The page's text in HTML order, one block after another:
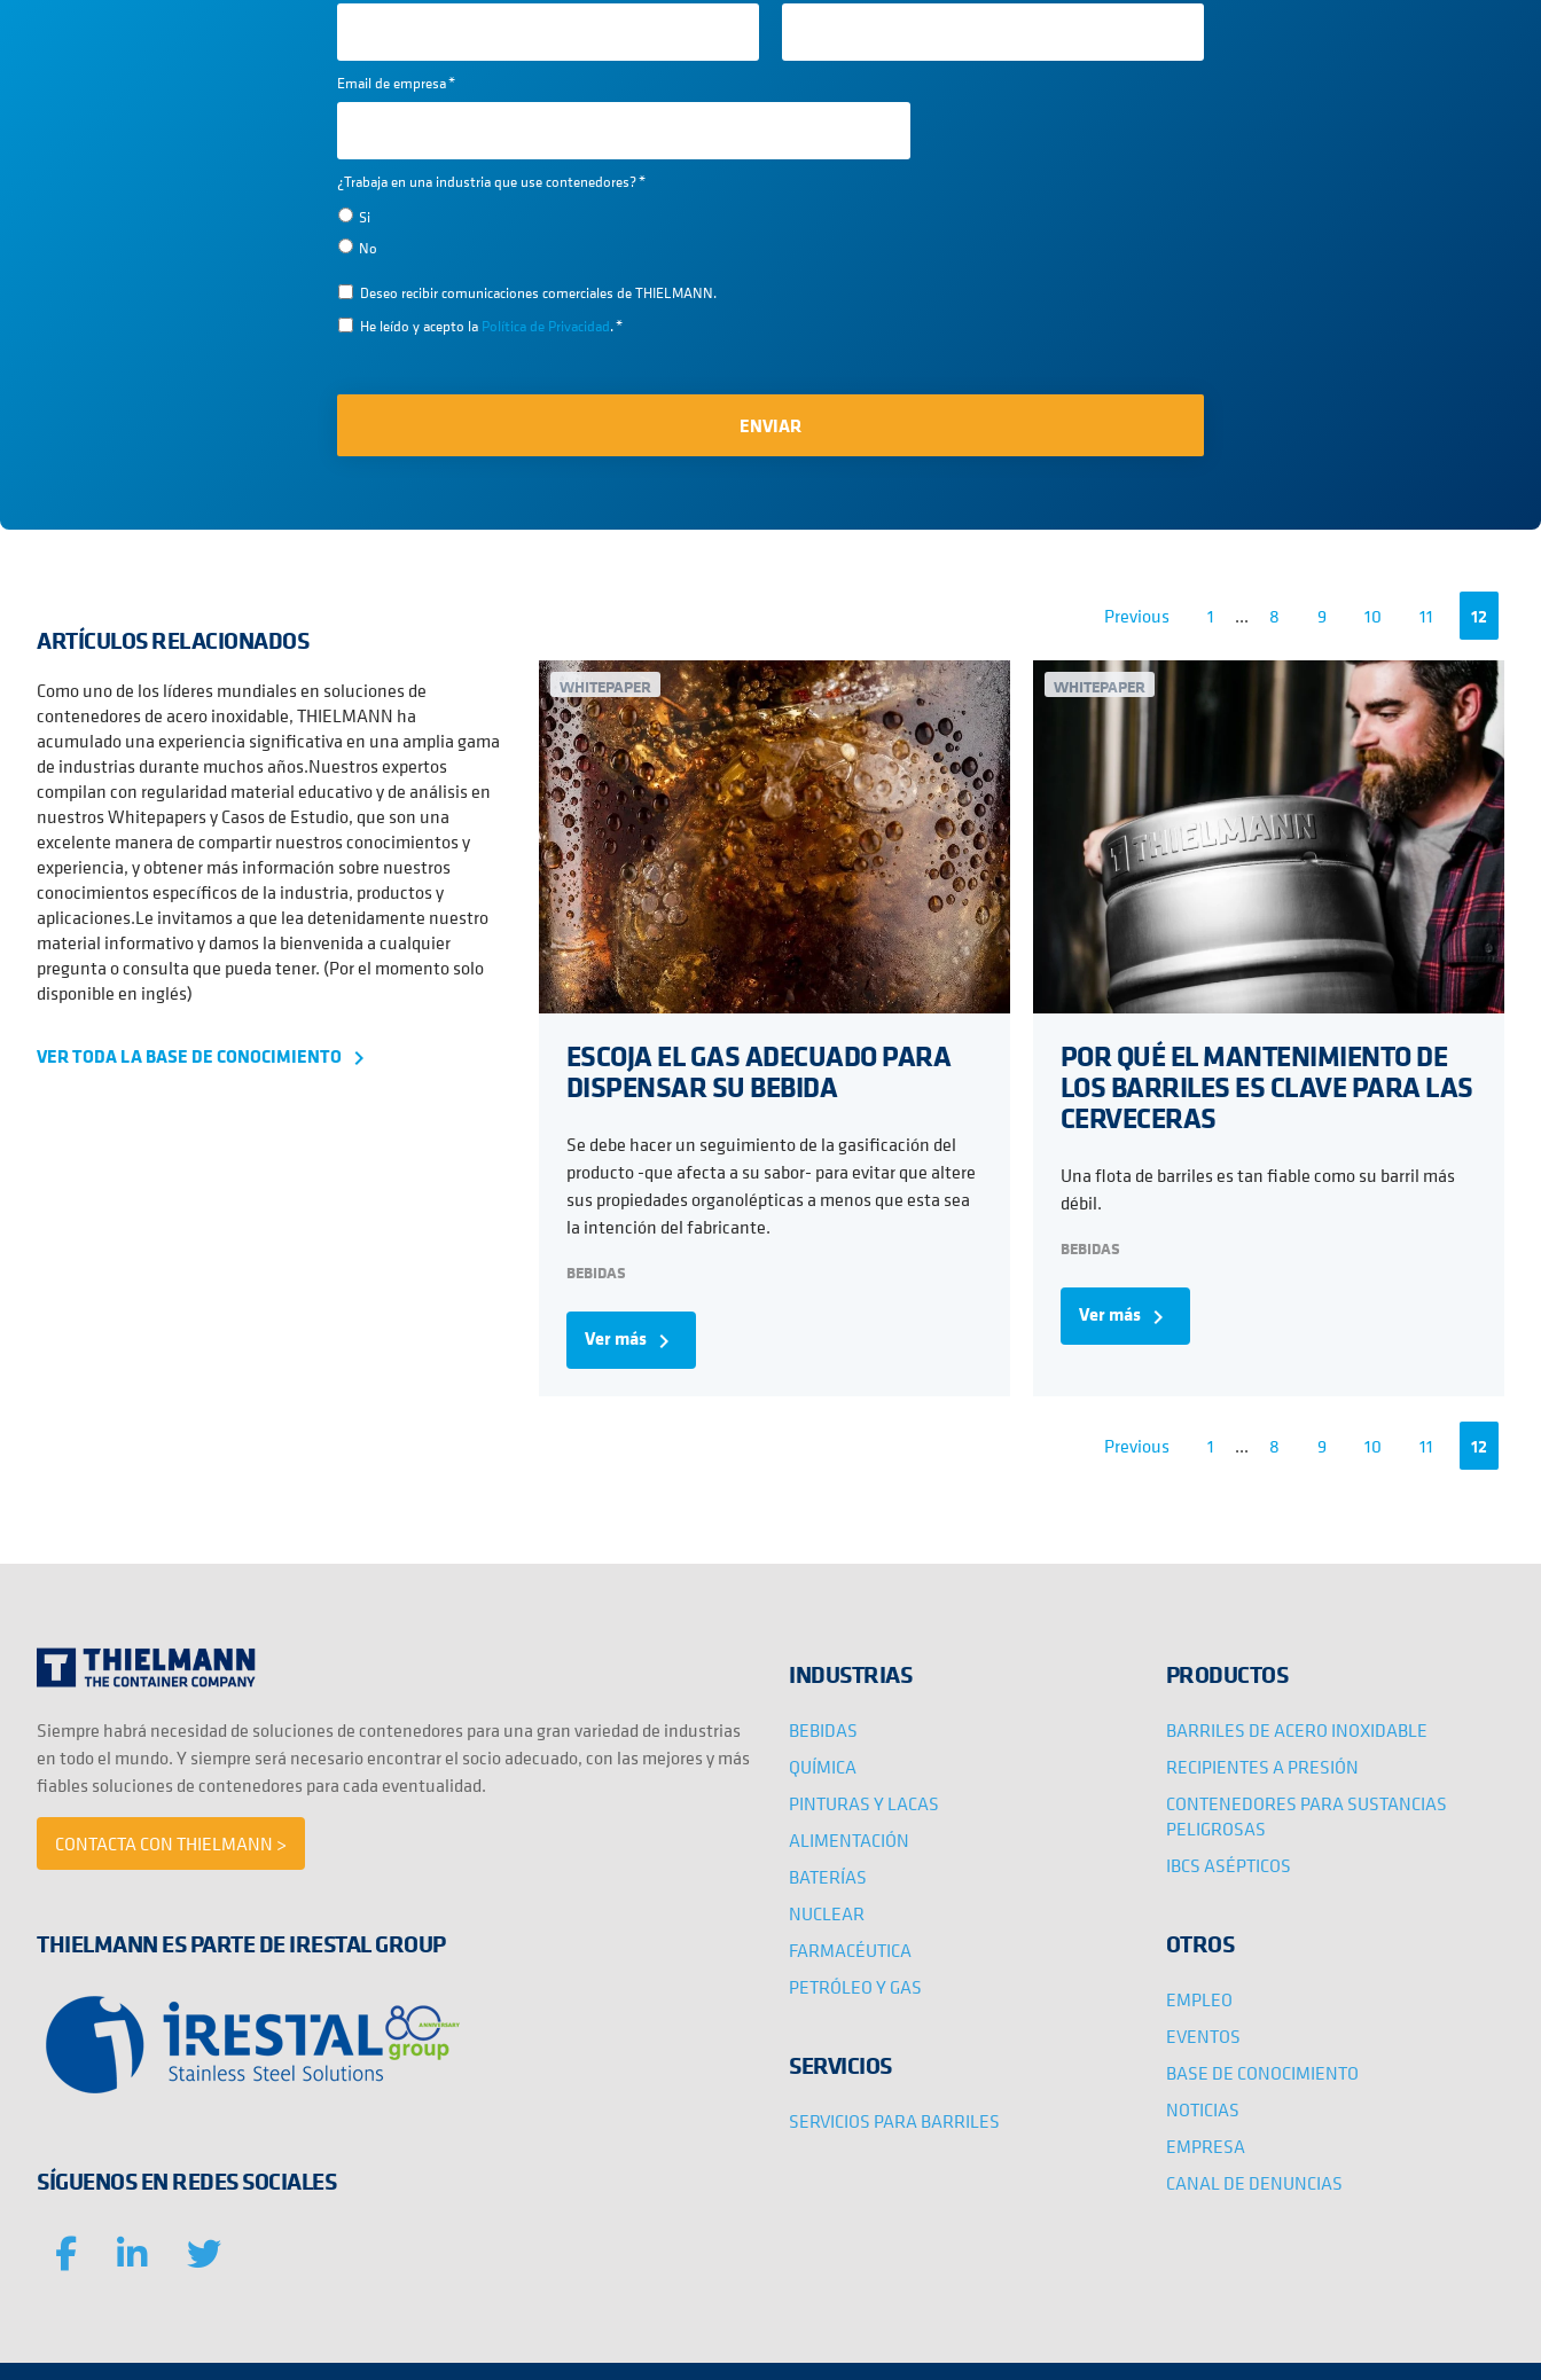
Email de empresa*
¿Trabaja en una industria que use contenedores?*
Si
No
Deseo recibir comunicaciones comerciales de THIELMANN.
He leído y acepto la Política de Privacidad.*
ARTÍCULOS RELACIONADOS
Como uno de los líderes mundiales en soluciones de
contenedores de acero inoxidable, THIELMANN ha
acumulado una experiencia significativa en una amplia gama
de industrias durante muchos años.Nuestros expertos
compilan con regularidad material educativo y de análisis en
nuestros Whitepapers y Casos de Estudio, que son una
excelente manera de compartir nuestros conocimientos y
experiencia, y obtener más información sobre nuestros
conocimientos específicos de la industria, productos y
aplicaciones.Le invitamos a que lea detenidamente nuestro
material informativo y damos la bienvenida a cualquier
pregunta o consulta que pueda tener. (Por el momento solo
disponible en inglés)
VER TODA LA BASE DE CONOCIMIENTO navigate_next
Previous 1 ... 8 9 10 11 12
WHITEPAPER
ESCOJA EL GAS ADECUADO PARA
DISPENSAR SU BEBIDA
Se debe hacer un seguimiento de la gasificación del
producto -que afecta a su sabor- para evitar que altere
sus propiedades organolépticas a menos que esta sea
la intención del fabricante.
BEBIDAS
Ver más navigate_next
WHITEPAPER
POR QUÉ EL MANTENIMIENTO DE
LOS BARRILES ES CLAVE PARA LAS
CERVECERAS
Una flota de barriles es tan fiable como su barril más
débil.
BEBIDAS
Ver más navigate_next
Previous 1 ... 8 9 10 11 12
Siempre habrá necesidad de soluciones de contenedores para una gran variedad de industrias
en todo el mundo. Y siempre será necesario encontrar el socio adecuado, con las mejores y más
fiables soluciones de contenedores para cada eventualidad.
CONTACTA CON THIELMANN >
THIELMANN ES PARTE DE IRESTAL GROUP
SÍGUENOS EN REDES SOCIALES
INDUSTRIAS
BEBIDAS
QUÍMICA
PINTURAS Y LACAS
ALIMENTACIÓN
BATERÍAS
NUCLEAR
FARMACÉUTICA
PETRÓLEO Y GAS
SERVICIOS
SERVICIOS PARA BARRILES
PRODUCTOS
BARRILES DE ACERO INOXIDABLE
RECIPIENTES A PRESIÓN
CONTENEDORES PARA SUSTANCIAS
PELIGROSAS
IBCS ASÉPTICOS
OTROS
EMPLEO
EVENTOS
BASE DE CONOCIMIENTO
NOTICIAS
EMPRESA
CANAL DE DENUNCIAS